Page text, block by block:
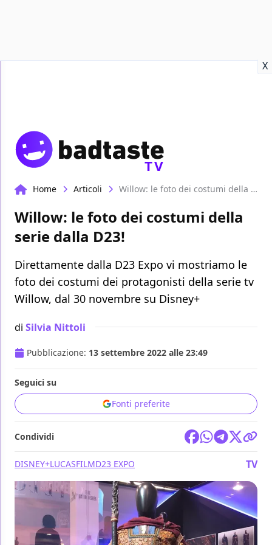
X
TV
Home Articoli Willow: le foto dei costumi della serie dalla D23!
Willow: le foto dei costumi della
serie dalla D23!
Direttamente dalla D23 Expo vi mostriamo le
foto dei costumi dei protagonisti della serie tv
Willow, dal 30 novembre su Disney+
di Silvia Nittoli
Pubblicazione: 13 settembre 2022 alle 23:49
Seguici su
Fonti preferite
Condividi
DISNEY+LUCASFILMD23 EXPO TV